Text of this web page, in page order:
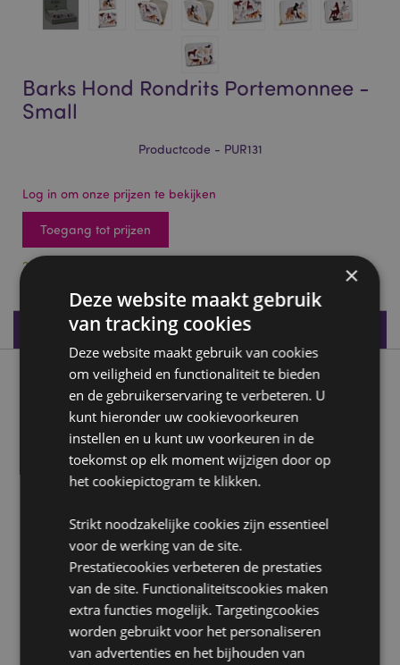
Barks Hond Rondrits Portemonnee -
Small
Productcode - PUR131
Log in om onze prijzen te bekijken
Toegang tot prijzen
24 op voorraad
Productspecificaties
Product beschrijving
Materiaal:PVC, Polyester Oxford Stof, Papier, Karton
en Metaal Rits
Zoekt u meer informatie over kopen bij Puckator?
Lees dan onze klanten informatie gids.
Product eigenschappen
informatie
Hoogte 8.5cm Breedte 11cm Diepte 2.5cm
×
Deze website maakt gebruik
van tracking cookies
Deze website maakt gebruik van cookies
om veiligheid en functionaliteit te bieden
en de gebruikerservaring te verbeteren. U
kunt hieronder uw cookievoorkeuren
instellen en u kunt uw voorkeuren in de
toekomst op elk moment wijzigen door op
het cookiepictogram te klikken.
Strikt noodzakelijke cookies zijn essentieel
voor de werking van de site.
Prestatiecookies verbeteren de prestaties
van de site. Functionaliteitscookies maken
extra functies mogelijk. Targetingcookies
worden gebruikt voor het personaliseren
van advertenties en het bijhouden van